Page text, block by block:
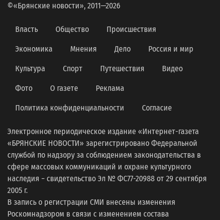
©«Брянские новости», 2011—2026
Власть Общество Происшествия
Экономика Мнения Дело Россия и мир
Культура Спорт Путешествия Видео
Фото О газете Реклама
Политика конфиденциальности Согласие
Электронное периодическое издание «Интернет-газета
«БРЯНСКИЕ НОВОСТИ» зарегистрировано Федеральной
службой по надзору за соблюдением законодательства в
сфере массовых коммуникаций и охране культурного
наследия − свидетельство Эл № ФС77-20988 от 29 сентября
2005 г.
В запись о регистрации СМИ внесены изменения
Роскомнадзором в связи с изменением состава